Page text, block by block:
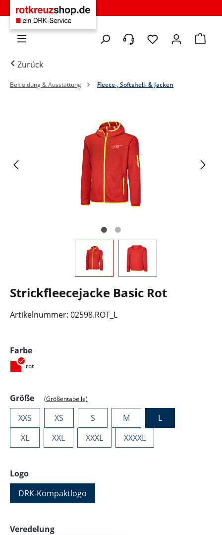
Zum Hauptinhalt springen
Du hast 0
Zurück
Bekleidung & Ausstattung Fleece-, Softshell- & Jacken
Strickfleecejacke Basic Rot
Artikelnummer: 02598.ROT_L
Farbeauswählen
rot
Größeauswählen
(Größentabelle)
XXS XS S M
L
XL
XXL XXXL XXXXL
Logoauswählen
DRK-Kompaktlogo
Veredelungauswählen